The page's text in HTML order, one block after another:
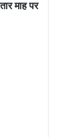
माह पर